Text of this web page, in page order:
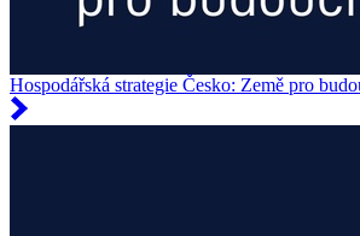
Hospodářská strategie Česko: Země pro